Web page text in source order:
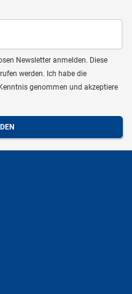
Newsletter anmelden. Diese
werden. Ich habe die
genommen und akzeptiere